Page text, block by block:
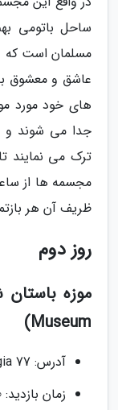
ساحل باتومی
مسلمان است
عاشق و معشوق
های خود مورد
جدا می شوند و
ترک می نمایند
ظریف آن هر
روز دوم
Museum)
آدرس: 77 ул. Чавчавадзе, Batumi, Georgia
زمان بازدید: 10 صبح تا 6 بعدازظهر